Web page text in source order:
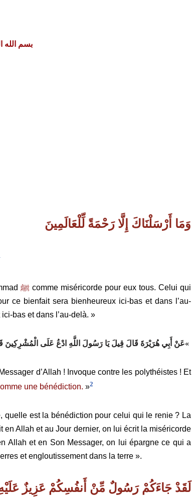
بسم الله
وَمَا أَرْسَلْنَاكَ إِلَّا رَحْمَةً لِّلْعَالَمِينَ
ﷺ comme miséricorde pour eux tous. Celui qui
ce bienfait sera bienheureux ici-bas et dans l’au-
bas et dans l’au-delà. »
عَنْ أَبِي هُرَيْرَةَ قَالَ قِيلَ يَا رَسُولَ اللَّهِ ادْعُ عَلَى الْمُشْرِكِينَ«
d’Allah ! Invoque contre les polythéistes ! Et
une bénédiction. »2
quelle est la bénédiction pour celui qui le renie ? La
Allah et au Jour dernier, on lui écrit la miséricorde
Allah et en Son Messager, on lui épargne ce qui a
et engloutissement dans la terre ».
لَقَدْ جَاءَكُمْ رَسُولٌ مِّنْ أَنفُسِكُمْ عَزِيزٌ